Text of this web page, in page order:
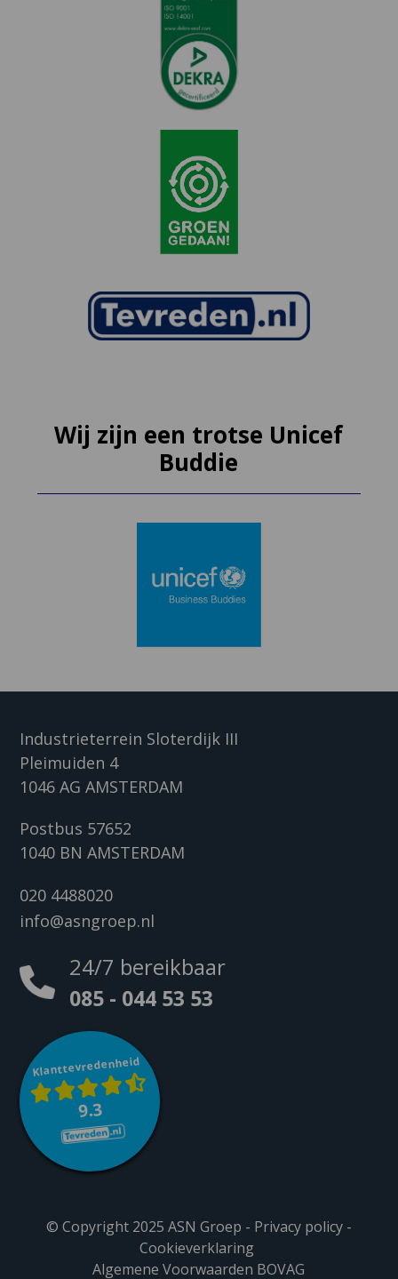
Wij zijn een trotse Unicef
Buddie
Industrieterrein Sloterdijk III
Pleimuiden 4
1046 AG AMSTERDAM
Postbus 57652
1040 BN AMSTERDAM
020 4488020
info@asngroep.nl
24/7 bereikbaar
085 - 044 53 53
Klanttevredenheid
9.3
© Copyright 2025 ASN Groep - Privacy policy-
Cookieverklaring
Algemene Voorwaarden BOVAG